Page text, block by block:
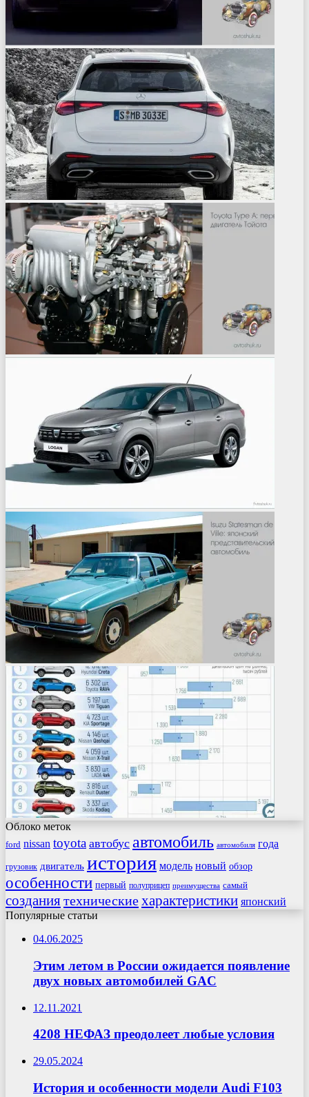
Облоко меток
ford nissan toyota автобус автомобиль автомобиля года
грузовик двигатель история модель новый обзор
особенности первый полуприцеп преимущества самый
созданиятехническиехарактеристики японский
Популярные статьи
04.06.2025
Этим летом в России ожидается появление
двух новых автомобилей GAC
12.11.2021
4208 НЕФАЗ преодолеет любые условия
29.05.2024
История и особенности модели Audi F103